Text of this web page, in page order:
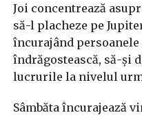
Joi concentrează
să-l placheze pe
încurajând persoanele
îndrăgostească, să-și
lucrurile la nivelul
Sâmbăta încurajează